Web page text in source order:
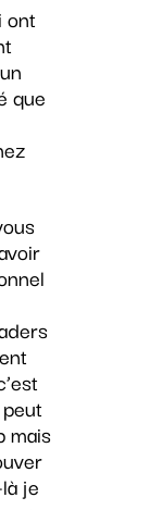
ont
que
mais
je